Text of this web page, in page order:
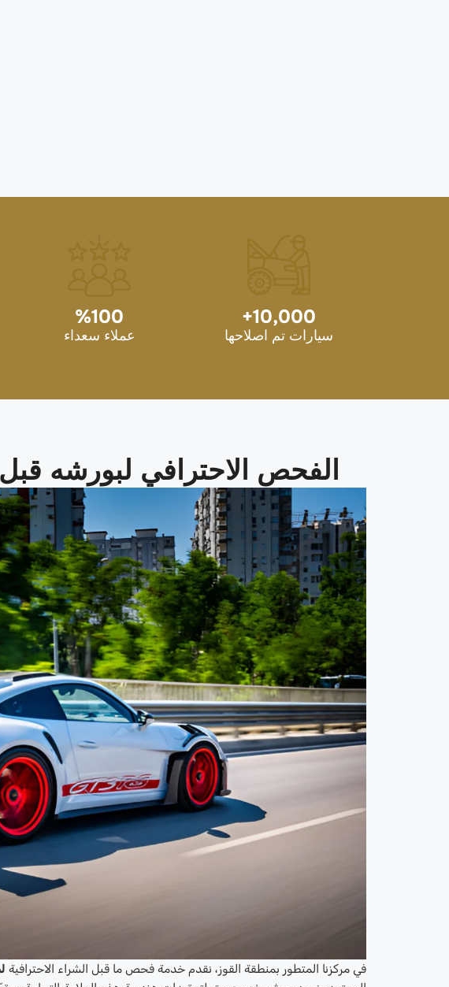
10,000
+
سيارات تم اصلاحها
100
%
عملاء سعداء
الفحص الاحترافي لبورشه
في مركزنا المتطور بمنطقة القوز، نقدم خدمة فحص ما قبل الشراء الاحترافية